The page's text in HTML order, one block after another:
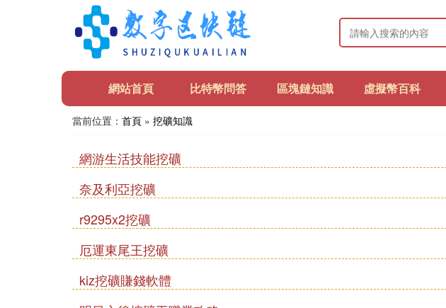
網站首頁 比特幣問答 區塊鏈知識 虛擬幣百科
當前位置： 首頁 » 挖礦知識
網游生活技能挖礦
奈及利亞挖礦
r9295x2挖礦
厄運東尾王挖礦
kiz挖礦賺錢軟體